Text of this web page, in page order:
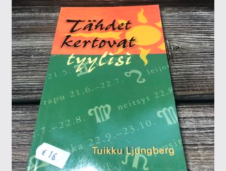
Ostoskori
Tietosuojaseloste
Tuotteet
Yritysinfo